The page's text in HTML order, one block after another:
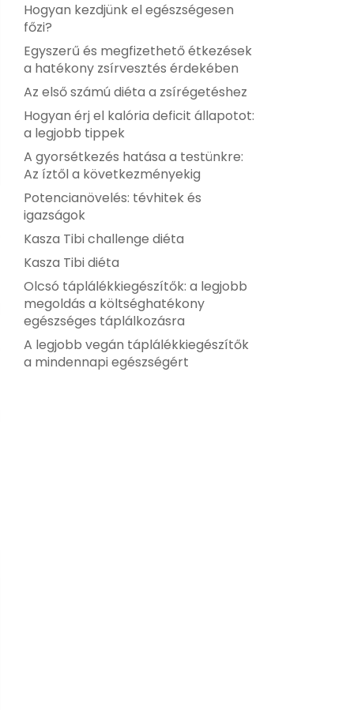
Hogyan kezdjünk el egészségesen
főzi?
Egyszerű és megfizethető étkezések
a hatékony zsírvesztés érdekében
Az első számú diéta a zsírégetéshez
Hogyan érj el kalória deficit állapotot:
a legjobb tippek
A gyorsétkezés hatása a testünkre:
Az íztől a következményekig
Potencianövelés: tévhitek és
igazságok
Kasza Tibi challenge diéta
Kasza Tibi diéta
Olcsó táplálékkiegészítők: a legjobb
megoldás a költséghatékony
egészséges táplálkozásra
A legjobb vegán táplálékkiegészítők
a mindennapi egészségért